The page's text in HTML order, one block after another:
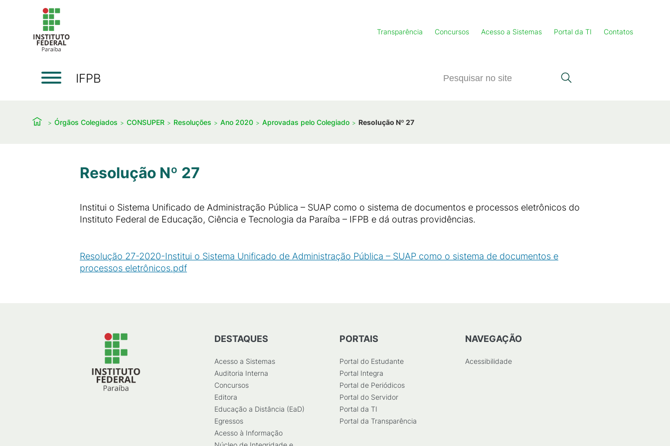
Transparência Concursos Acesso a Sistemas Portal da TI Contatos
IFPB
Órgãos Colegiados CONSUPER Resoluções Ano 2020 Aprovadas pelo Colegiado Resolução Nº 27
Resolução Nº 27
Institui o Sistema Unificado de Administração Pública – SUAP como o sistema de documentos e processos eletrônicos do
Instituto Federal de Educação, Ciência e Tecnologia da Paraíba – IFPB e dá outras providências.
Resolução 27-2020-Institui o Sistema Unificado de Administração Pública – SUAP como o sistema de documentos e
processos eletrônicos.pdf
DESTAQUES
Acesso a Sistemas
Auditoria Interna
Concursos
Editora
Educação a Distância (EaD)
Egressos
Acesso à Informação
PORTAIS
Portal do Estudante
Portal Integra
Portal de Periódicos
Portal do Servidor
Portal da TI
Portal da Transparência
NAVEGAÇÃO
Acessibilidade